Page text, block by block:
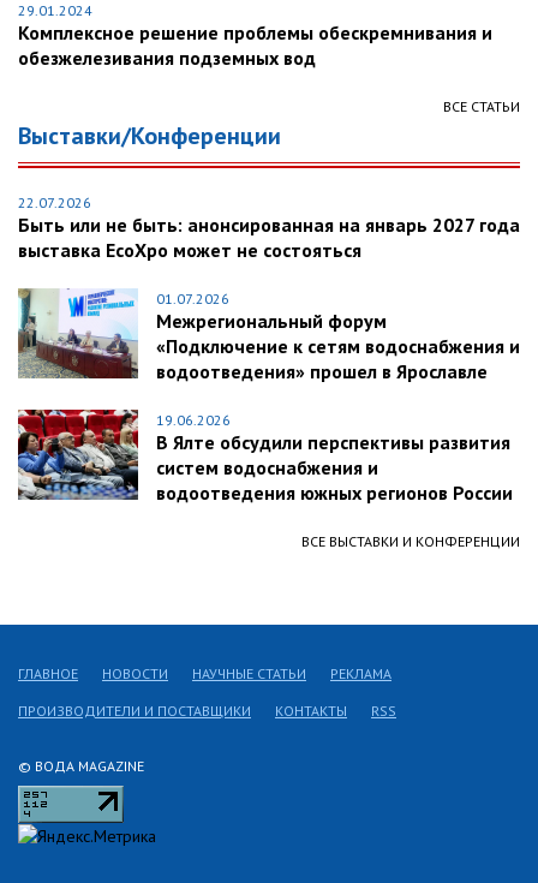
29.01.2024
Комплексное решение проблемы обескремнивания и
обезжелезивания подземных вод
ВСЕ СТАТЬИ
Выставки/Конференции
22.07.2026
Быть или не быть: анонсированная на январь 2027 года
выставка EcoXpo может не состояться
01.07.2026
Межрегиональный форум
«Подключение к сетям водоснабжения и
водоотведения» прошел в Ярославле
19.06.2026
В Ялте обсудили перспективы развития
систем водоснабжения и
водоотведения южных регионов России
ВСЕ ВЫСТАВКИ И КОНФЕРЕНЦИИ
© ВОДА MAGAZINE
ГЛАВНОЕ НОВОСТИ НАУЧНЫЕ СТАТЬИ РЕКЛАМА
ПРОИЗВОДИТЕЛИ И ПОСТАВЩИКИ КОНТАКТЫ RSS